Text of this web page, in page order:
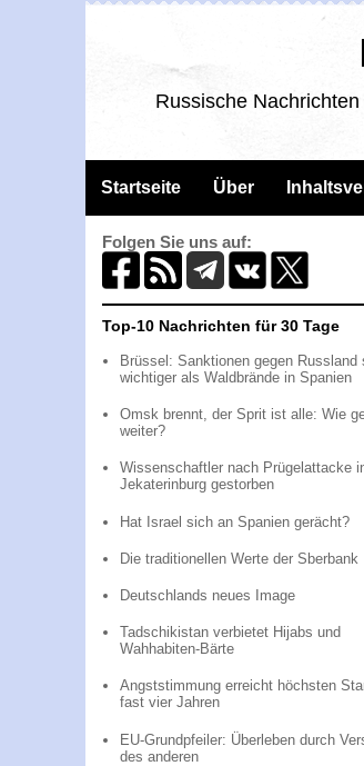
Russische
Startseite Über
Folgen Sie uns auf:
Top-10 Nachrichten für 30 Tage
Brüssel: Sanktionen gegen Russland
wichtiger als Waldbrände in Spanien
Omsk brennt, der Sprit ist alle: Wie
weiter?
Wissenschaftler nach Prügelattacke
Jekaterinburg gestorben
Hat Israel sich an Spanien gerächt?
Die traditionellen Werte der Sberbank
Deutschlands neues Image
Tadschikistan verbietet Hijabs und
Wahhabiten-Bärte
Angststimmung erreicht höchsten
fast vier Jahren
EU-Grundpfeiler: Überleben durch
des anderen